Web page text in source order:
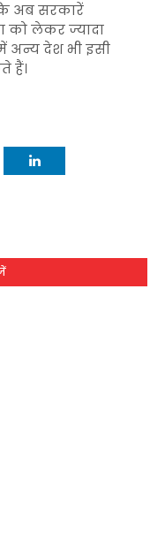
अब सरकारें
को लेकर ज्यादा
अन्य देश भी इसी
हैं।